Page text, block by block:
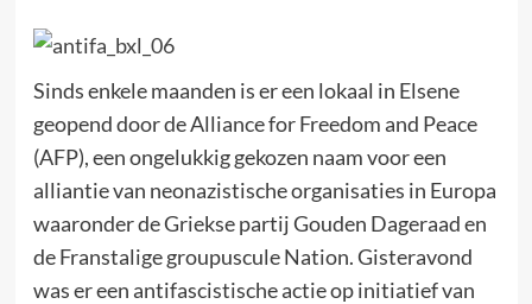
Sinds enkele maanden is er een lokaal in Elsene
geopend door de Alliance for Freedom and Peace
(AFP), een ongelukkig gekozen naam voor een
alliantie van neonazistische organisaties in Europa
waaronder de Griekse partij Gouden Dageraad en
de Franstalige groupuscule Nation. Gisteravond
was er een antifascistische actie op initiatief van